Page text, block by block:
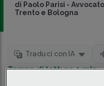
di Paolo Parisi -
Trento e Bologna
Traduci con IA
Tempo di lettura1 min.